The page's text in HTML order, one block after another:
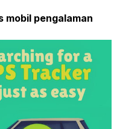
mobil pengalaman